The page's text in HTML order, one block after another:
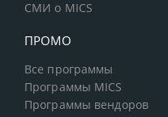
СМИ о MICS
ПРОМО
Все программы
Программы MICS
Программы вендоров